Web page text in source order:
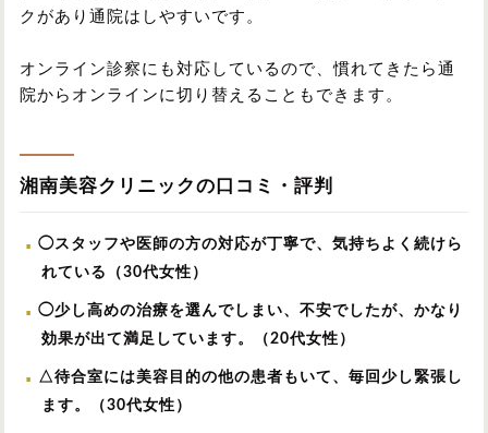
クがあり通院はしやすいです。
オンライン診察にも対応しているので、慣れてきたら通
院からオンラインに切り替えることもできます。
湘南美容クリニックの口コミ・評判
◯スタッフや医師の方の対応が丁寧で、気持ちよく続けら
れている（30代女性）
◯少し高めの治療を選んでしまい、不安でしたが、かなり
効果が出て満足しています。（20代女性）
△待合室には美容目的の他の患者もいて、毎回少し緊張し
ます。（30代女性）